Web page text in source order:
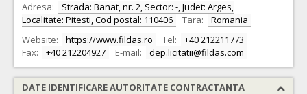
Adresa:
Strada: Banat, nr. 2, Sector: -, Judet: Arges,
Localitate: Pitesti, Cod postal: 110406
Tara:
Romania
Website:
https://www.fildas.ro Tel:
+40 212211773
Fax:
+40 212204927 E-mail: dep.licitatii@fildas.com
DATE IDENTIFICARE AUTORITATE CONTRACTANTA